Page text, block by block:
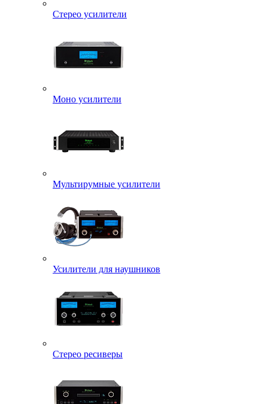
Стерео усилители
Моно усилители
Мультирумные усилители
Усилители для наушников
Стерео ресиверы